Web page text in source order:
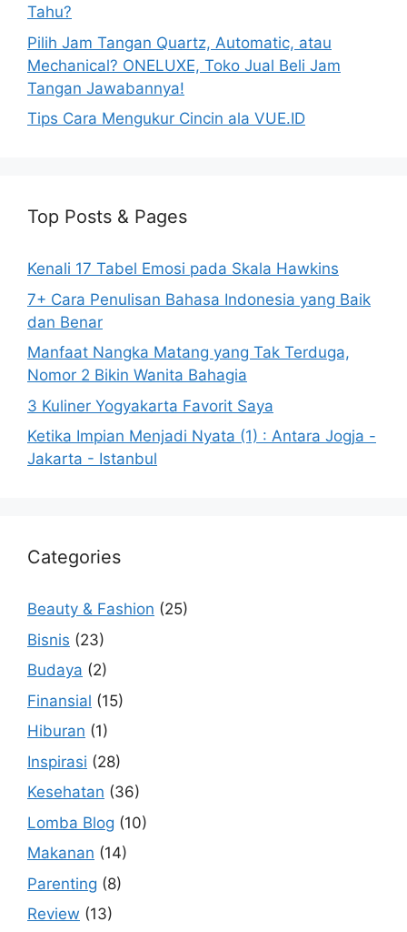
Tahu?
Pilih Jam Tangan Quartz, Automatic, atau
Mechanical? ONELUXE, Toko Jual Beli Jam
Tangan Jawabannya!
Tips Cara Mengukur Cincin ala VUE.ID
Top Posts & Pages
Kenali 17 Tabel Emosi pada Skala Hawkins
7+ Cara Penulisan Bahasa Indonesia yang Baik
dan Benar
Manfaat Nangka Matang yang Tak Terduga,
Nomor 2 Bikin Wanita Bahagia
3 Kuliner Yogyakarta Favorit Saya
Ketika Impian Menjadi Nyata (1) : Antara Jogja -
Jakarta - Istanbul
Categories
Beauty & Fashion (25)
Bisnis (23)
Budaya (2)
Finansial (15)
Hiburan (1)
Inspirasi (28)
Kesehatan (36)
Lomba Blog (10)
Makanan (14)
Parenting (8)
Review (13)